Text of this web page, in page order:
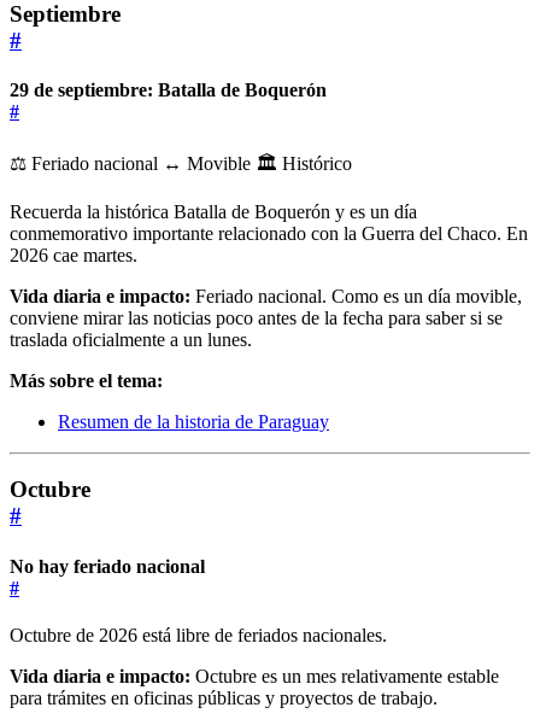
Septiembre
#
29 de septiembre: Batalla de Boquerón
#
⚖️ Feriado nacional ↔️ Movible 🏛️ Histórico
Recuerda la histórica Batalla de Boquerón y es un día
conmemorativo importante relacionado con la Guerra del Chaco. En
2026 cae martes.
Vida diaria e impacto: Feriado nacional. Como es un día movible,
conviene mirar las noticias poco antes de la fecha para saber si se
traslada oficialmente a un lunes.
Más sobre el tema:
Resumen de la historia de Paraguay
Octubre
#
No hay feriado nacional
#
Octubre de 2026 está libre de feriados nacionales.
Vida diaria e impacto: Octubre es un mes relativamente estable
para trámites en oficinas públicas y proyectos de trabajo.